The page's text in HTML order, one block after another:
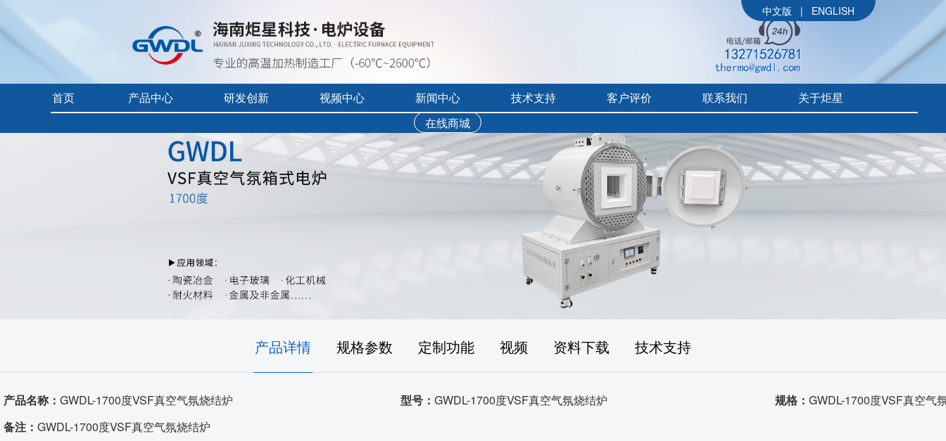
中文版 | ENGLISH
首页 产品中心
耐火原料
代工服务
研发创新
前沿科技
视频中心
产品中心目录宣传视频
新闻中心
行业展会活动
公司新闻
技术支持
售后服务
免费培训
客户评价
工业炉客户评价
真空气氛炉客户评价
耐火隔热材料客户评价
烘干箱客户评价
联系我们 关于炬星
参展信息
品质证书
在线商城
首页> 产品中心 >高真空电炉 > GWDL-1700度VSF真空气氛烧结炉
产品详情 规格参数 定制功能 视频 资料下载 技术支持
产品名称： GWDL-1700度VSF真空气氛烧结炉 型号： GWDL-1700度VSF真空气氛烧结炉 规格： GWDL-1700度VSF真空气
备注： GWDL-1700度VSF真空气氛烧结炉